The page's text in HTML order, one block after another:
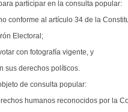
participar en la consulta popular:
conforme al artículo 34 de la
Electoral;
con fotografía vigente, y
sus derechos políticos.
de consulta popular:
humanos reconocidos por la